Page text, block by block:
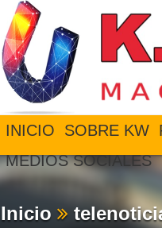
INICIO SOBRE KW
MEDIOS SOCIALES
Inicio